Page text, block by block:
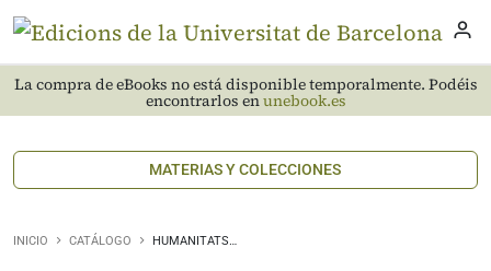
La compra de eBooks no está disponible temporalmente. Podéis
encontrarlos enunebook.es
MATERIAS Y COLECCIONES
INICIO CATÁLOGO HUMANITATS…